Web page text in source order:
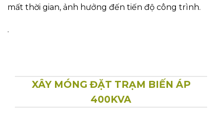
mất thời gian, ảnh hưởng đến tiến độ công trình.
.
XÂY MÓNG ĐẶT TRẠM BIẾN ÁP
400KVA